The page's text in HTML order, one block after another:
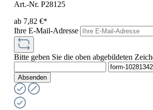
Art.-Nr. P28125
ab 7,82 €*
Ihre E-Mail-Adresse
Bitte geben Sie die oben abgebildeten
Absenden